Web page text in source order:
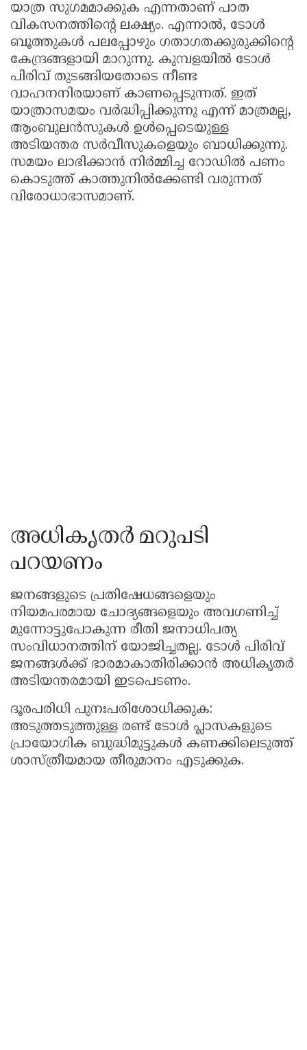
യാത്ര സുഗമമാക്കുക എന്നതാണ് പാത
വികസനത്തിന്റെ ലക്ഷ്യം. എന്നാൽ, ടോൾ
ബൂത്തുകൾ പലപ്പോഴും ഗതാഗതക്കുരുക്കിന്റെ
കേന്ദ്രങ്ങളായി മാറുന്നു. കുമ്പളയിൽ ടോൾ
പിരിവ് തുടങ്ങിയതോടെ നീണ്ട
വാഹനനിരയാണ് കാണപ്പെടുന്നത്. ഇത്
യാത്രാസമയം വർദ്ധിപ്പിക്കുന്നു എന്ന് മാത്രമല്ല,
ആംബുലൻസുകൾ ഉൾപ്പെടെയുള്ള
അടിയന്തര സർവീസുകളെയും ബാധിക്കുന്നു.
സമയം ലാഭിക്കാൻ നിർമ്മിച്ച റോഡിൽ പണം
കൊടുത്ത് കാത്തുനിൽക്കേണ്ടി വരുന്നത്
വിരോധാഭാസമാണ്.
അധികൃതർ മറുപടി
പറയണം
ജനങ്ങളുടെ പ്രതിഷേധങ്ങളെയും
നിയമപരമായ ചോദ്യങ്ങളെയും അവഗണിച്ച്
മുന്നോട്ടുപോകുന്ന രീതി ജനാധിപത്യ
സംവിധാനത്തിന് യോജിച്ചതല്ല. ടോൾ പിരിവ്
ജനങ്ങൾക്ക് ഭാരമാകാതിരിക്കാൻ അധികൃതർ
അടിയന്തരമായി ഇടപെടണം.
ദൂരപരിധി പുനഃപരിശോധിക്കുക:
അടുത്തടുത്തുള്ള രണ്ട് ടോൾ പ്ലാസകളുടെ
പ്രായോഗിക ബുദ്ധിമുട്ടുകൾ കണക്കിലെടുത്ത്
ശാസ്ത്രീയമായ തീരുമാനം എടുക്കുക.